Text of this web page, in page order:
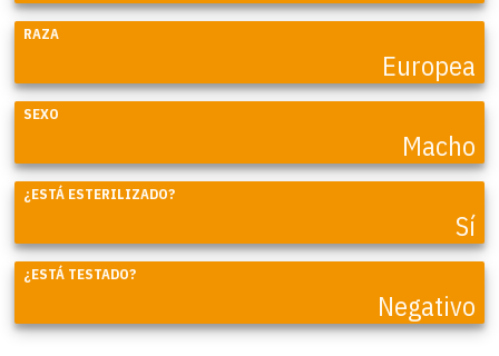
RAZA
Europea
SEXO
Macho
¿ESTÁ ESTERILIZADO?
Sí
¿ESTÁ TESTADO?
Negativo